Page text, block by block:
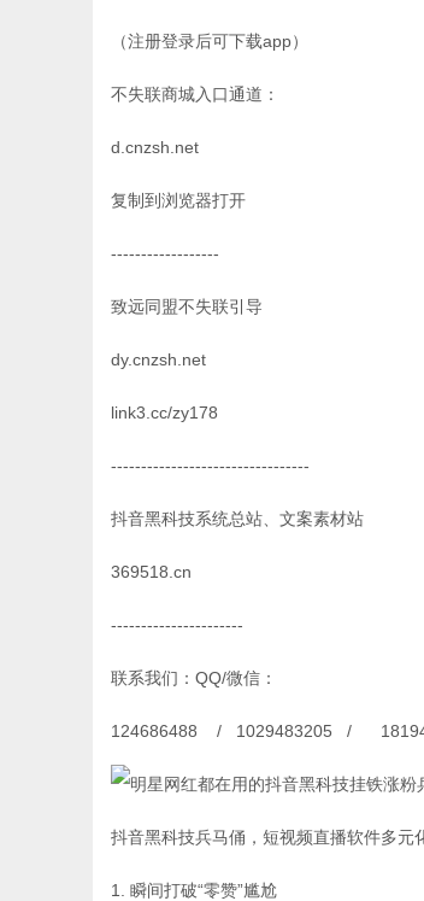
（注册登录后可下载app）
不失联商城入口通道：
d.cnzsh.net
复制到浏览器打开
------------------
致远同盟不失联引导
dy.cnzsh.net
link3.cc/zy178
---------------------------------
抖音黑科技系统总站、文案素材站
369518.cn
----------------------
联系我们：QQ/微信：
124686488 / 1029483205 /
抖音黑科技兵马俑，短视频直播软件多元
1. 瞬间打破“零赞”尴尬